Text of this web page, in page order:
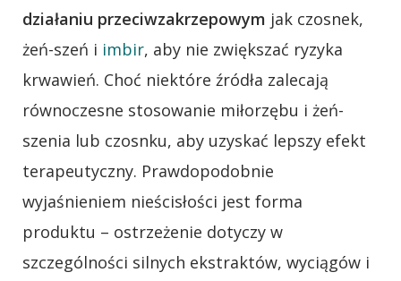
działaniu przeciwzakrzepowym jak czosnek,
żeń-szeń i imbir, aby nie zwiększać ryzyka
krwawień. Choć niektóre źródła zalecają
równoczesne stosowanie miłorzębu i żeń-
szenia lub czosnku, aby uzyskać lepszy efekt
terapeutyczny. Prawdopodobnie
wyjaśnieniem nieścisłości jest forma
produktu – ostrzeżenie dotyczy w
szczególności silnych ekstraktów, wyciągów i